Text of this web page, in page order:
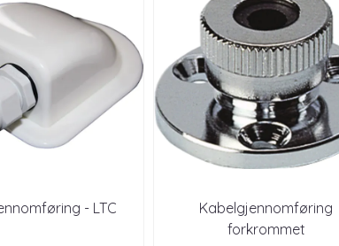
- LTC
Kabelgjennomføring
forkrommet